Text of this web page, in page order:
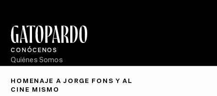
HOMENAJE A JORGE FONS Y AL
CINE MISMO
CONÓCENOS
Quiénes Somos
PÓDCASTS